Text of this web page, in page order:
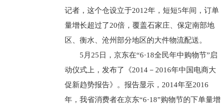
记者，这个仓设立于2012年，短短5年间，订单
量增长超过了20倍，覆盖石家庄、保定南部地
区、衡水、沧州部分地区的大件物流配送。
5月25日，京东在“6·18全民年中购物节”启
动仪式上，发布了《2014－2016年中国电商大
促新趋势报告》。报告显示，2014年至2016
年，我省消费者在京东“6·18”购物节的下单量增